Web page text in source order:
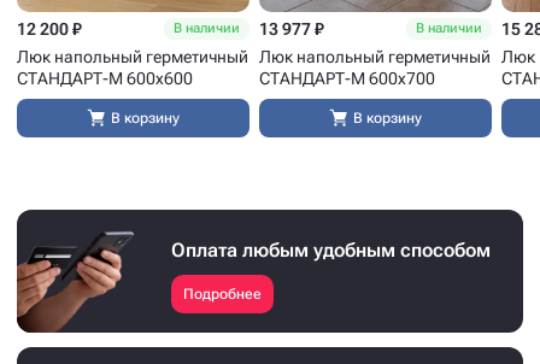
12 200 ₽ В наличии
Люк напольный герметичный
СТАНДАРТ-М 600x600
В корзину
13 977 ₽ В наличии
Люк напольный герметичный
СТАНДАРТ-М 600x700
В корзину
15
Люк
Оплата любым удобным способом
Подробнее